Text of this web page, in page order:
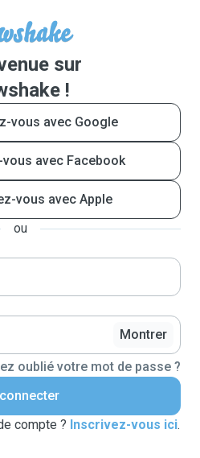
sur
!
vous avec Google
avec Facebook
vous avec Apple
ou
Montrer
oublié votre mot de passe ?
compte ? Inscrivez-vous ici.